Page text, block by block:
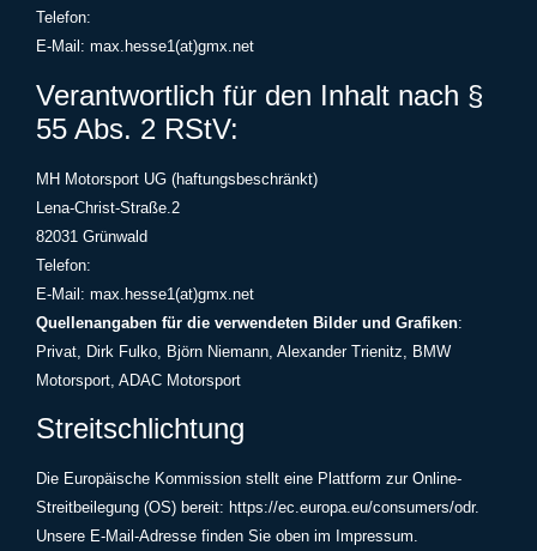
Telefon:
E-Mail: max.hesse1(at)gmx.net
Verantwortlich für den Inhalt nach §
55 Abs. 2 RStV:
MH Motorsport UG (haftungsbeschränkt)
Lena-Christ-Straße.2
82031 Grünwald
Telefon:
E-Mail: max.hesse1(at)gmx.net
Quellenangaben für die verwendeten Bilder und Grafiken:
Privat, Dirk Fulko, Björn Niemann, Alexander Trienitz, BMW
Motorsport, ADAC Motorsport
Streitschlichtung
Die Europäische Kommission stellt eine Plattform zur Online-
Streitbeilegung (OS) bereit: https://ec.europa.eu/consumers/odr.
Unsere E-Mail-Adresse finden Sie oben im Impressum.